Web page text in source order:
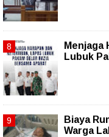
Menjaga
Lubuk
Biaya
Warga